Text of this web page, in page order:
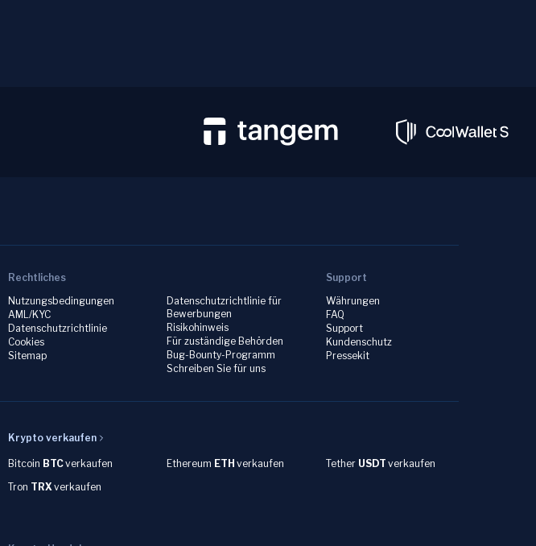
Rechtliches
Nutzungsbedingungen
AML/KYC
Datenschutzrichtlinie
Cookies
Sitemap
Datenschutzrichtlinie für
Bewerbungen
Risikohinweis
Für zuständige Behörden
Bug-Bounty-Programm
Schreiben Sie für uns
Support
Währungen
FAQ
Support
Kundenschutz
Pressekit
Krypto verkaufen
Bitcoin BTCverkaufen Ethereum ETHverkaufen Tether USDT verkaufen
Tron TRXverkaufen